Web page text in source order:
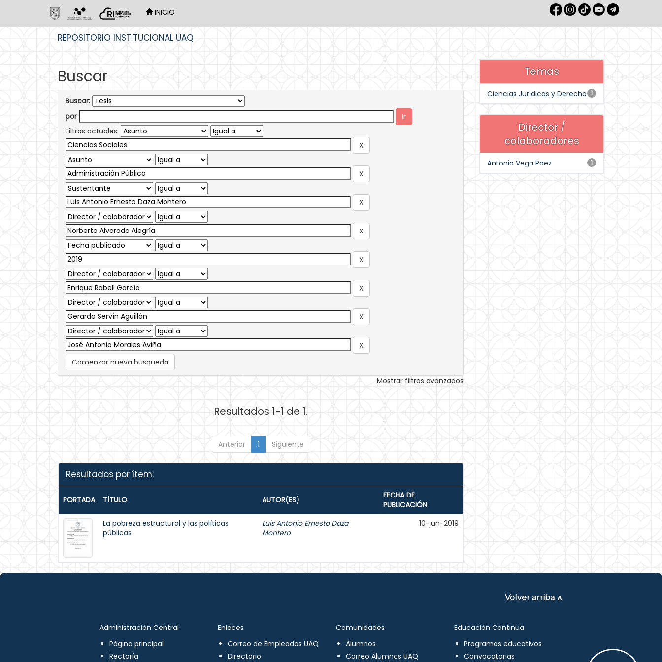
INICIO
REPOSITORIO INSTITUCIONAL UAQ
Buscar
Buscar:
por
Filtros actuales:
Comenzar nueva busqueda
Mostrar filtros avanzados
Resultados 1-1 de 1.
Anterior 1 Siguiente
Resultados por ítem:
PORTADA TÍTULO AUTOR(ES)
FECHA DE
PUBLICACIÓN
La pobreza estructural y las políticas
públicas
Luis Antonio Ernesto Daza
Montero
10-jun-2019
Temas
1
Ciencias Jurídicas y Derecho
Director /
colaboradores
1
Antonio Vega Paez
Volver arriba ∧
Administración Central
Página principal
Rectoría
Enlaces
Correo de Empleados UAQ
Directorio
Comunidades
Alumnos
Correo Alumnos UAQ
Educación Continua
Programas educativos
Convocatorias